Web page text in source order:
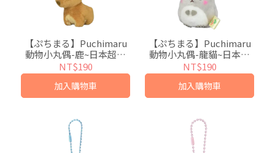
【ぷちまる】Puchimaru
動物小丸偶-鹿~日本超人
氣絨毛小吊飾
NT$190
加入購物車
【ぷちまる】Puchimaru
動物小丸偶-龍貓~日本超
人氣絨毛小吊飾
NT$190
加入購物車